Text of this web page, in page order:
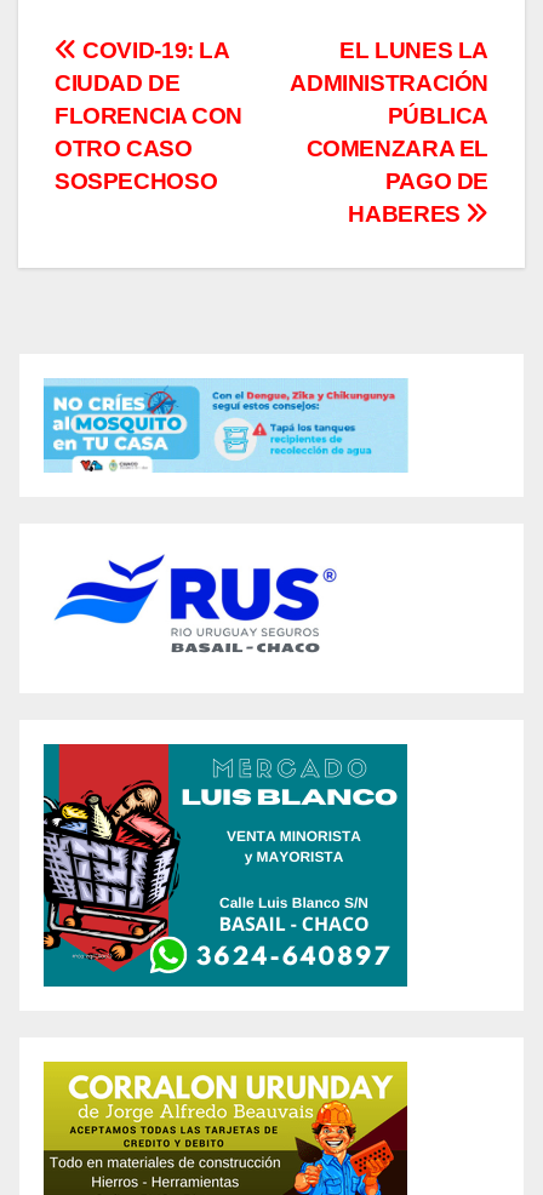
Navegación
de
entradas
EL LUNES LA
ADMINISTRACIÓN
PÚBLICA
COMENZARA EL
PAGO DE
HABERES
COVID-19: LA
CIUDAD DE
FLORENCIA CON
OTRO CASO
SOSPECHOSO